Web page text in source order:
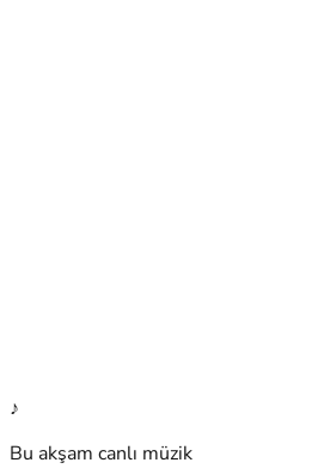
♪
Bu akşam canlı müzik